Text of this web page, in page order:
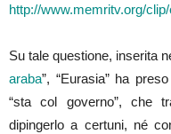
http://www.memritv.org/
Su tale questione, inserita
araba”, “Eurasia” ha
“sta col governo”, che
dipingerlo a certuni, né